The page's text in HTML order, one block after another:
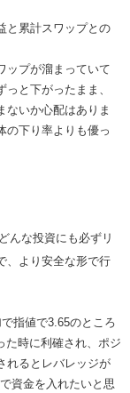
と累計スワップとの
ップが溜まっていて
と下がったまま、
ないか心配はありま
の下り率よりも優っ
んな投資にも必ずリ
、より安全な形で行
指値で3.65のところ
た時に利確され、ポジ
れるとレバレッジが
資金を入れたいと思